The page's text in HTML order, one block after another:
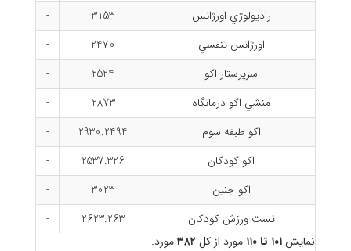
راديولوژي اورژانس
3153
-
اورژانس تنفسي
2470
-
سرپرستار اکو
2524
-
منشي اكو درمانگاه
2873
-
اكو طبقه سوم
2930.2494
-
اكو كودكان
2537.326
-
اكو جنين
3023
-
تست ورزش كودكان
2623.263
-
نمایش۱۰۱ تا ۱۱۰ مورد از کل ۳۸۲مورد.